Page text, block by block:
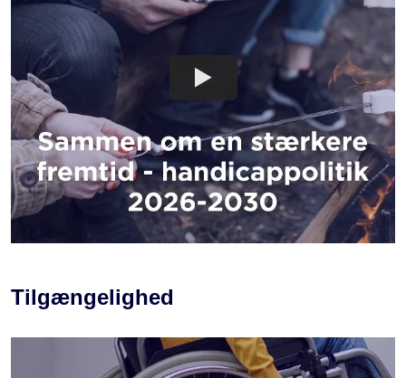
FÆLLESSKABER FOR ALLE
Tilgængelighed